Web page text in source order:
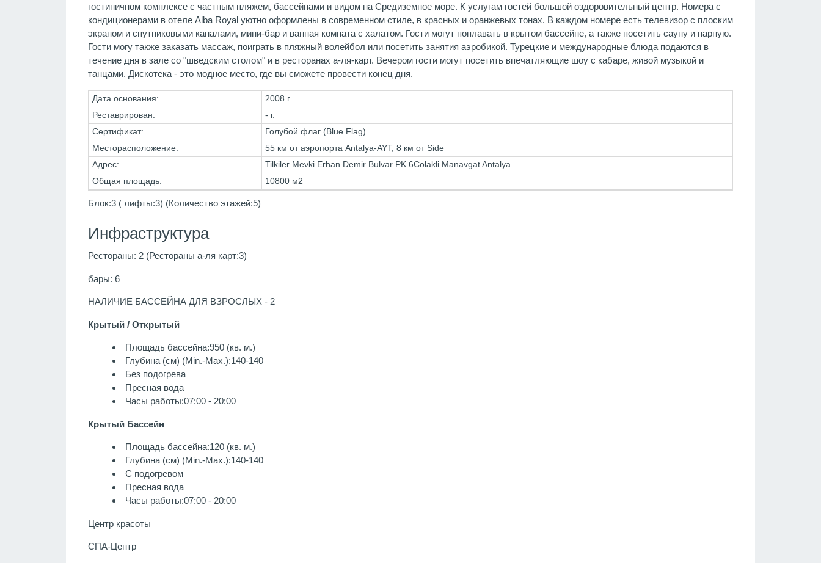
гостиничном комплексе с частным пляжем, бассейнами и видом на Средиземное море. К услугам гостей большой оздоровительный центр. Номера с
кондиционерами в отеле Alba Royal уютно оформлены в современном стиле, в красных и оранжевых тонах. В каждом номере есть телевизор с плоским
экраном и спутниковыми каналами, мини-бар и ванная комната с халатом. Гости могут поплавать в крытом бассейне, а также посетить сауну и парную.
Гости могу также заказать массаж, поиграть в пляжный волейбол или посетить занятия аэробикой. Турецкие и международные блюда подаются в
течение дня в зале со "шведским столом" и в ресторанах а-ля-карт. Вечером гости могут посетить впечатляющие шоу с кабаре, живой музыкой и
танцами. Дискотека - это модное место, где вы сможете провести конец дня.
Дата основания:
2008 г.
Реставрирован:
- г.
Сертификат:
Голубой флаг (Blue Flag)
Месторасположение:
55 км от аэропорта Antalya-AYT, 8 км от Side
Адрес:
Tilkiler Mevki Erhan Demir Bulvar PK 6Colakli Manavgat Antalya
Общая площадь:
10800 м2
Блок:3 ( лифты:3) (Количество этажей:5)
Инфраструктура
Рестораны: 2 (Рестораны а-ля карт:3)
бары: 6
НАЛИЧИЕ БАССЕЙНА ДЛЯ ВЗРОСЛЫХ - 2
Крытый / Открытый
Площадь бассейна:950 (кв. м.)
Глубина (см) (Min.-Max.):140-140
Без подогрева
Пресная вода
Часы работы:07:00 - 20:00
Крытый Бассейн
Площадь бассейна:120 (кв. м.)
Глубина (см) (Min.-Max.):140-140
С подогревом
Пресная вода
Часы работы:07:00 - 20:00
Центр красоты
СПА-Центр